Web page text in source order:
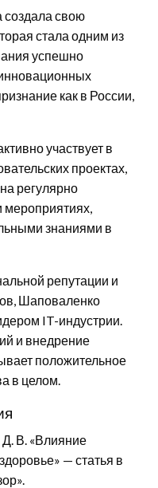
создала свою
стала одним из
успешно
как в России,
участвует в
проектах,
регулярно
мероприятиях,
знаниями в
репутации и
Шаповаленко
IT-индустрии.
и внедрение
положительное
в целом.
В. «Влияние
— статья в